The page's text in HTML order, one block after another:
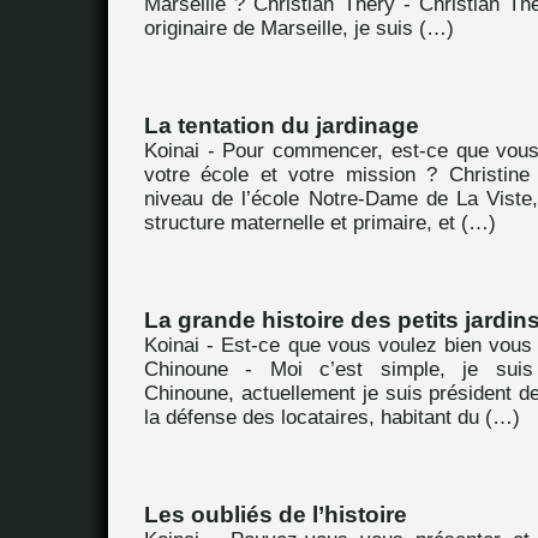
originaire de Marseille, je suis (…)
La tentation du jardinage
Koinai - Pour commencer, est-ce que
votre école et votre mission ?
niveau de l’école Notre-Dame de La
structure maternelle et primaire, et (…)
La grande histoire des petits
Koinai - Est-ce que vous voulez bien
Chinoune - Moi c’est simple, je suis
Chinoune, actuellement je suis président
la défense des locataires, habitant du (…)
Les oubliés de l’histoire